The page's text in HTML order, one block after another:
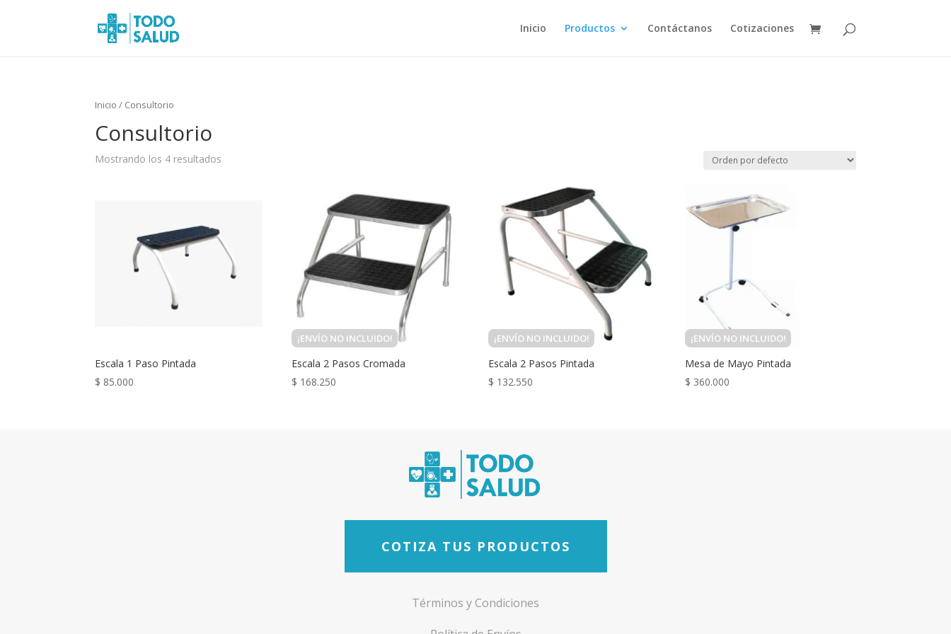
Inicio Productos Contáctanos Cotizaciones
Inicio / Consultorio
Consultorio
Mostrando los 4 resultados
Escala 1 Paso Pintada
$ 85.000
¡ENVÍO NO INCLUIDO!
Escala 2 Pasos Cromada
$ 168.250
¡ENVÍO NO INCLUIDO!
Escala 2 Pasos Pintada
$ 132.550
¡ENVÍO NO INCLUIDO!
Mesa de Mayo Pintada
$ 360.000
COTIZA TUS PRODUCTOS
Términos y Condiciones